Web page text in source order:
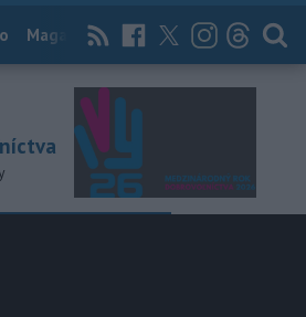
Magazín News Now Archív